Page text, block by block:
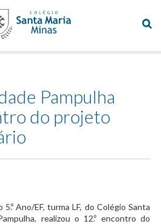
Pampulha
do projeto
Ano/EF, turma LF, do Colégio Santa
realizou o 12.º encontro do